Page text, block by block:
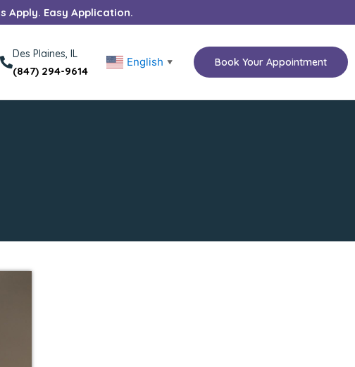
Apply. Easy Application.
Des Plaines, IL
(847) 294-9614
English ▼ Book Your Appointment